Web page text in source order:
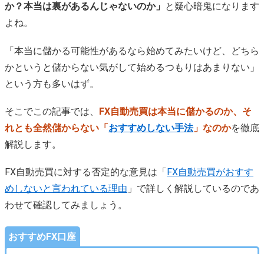
か？本当は裏があるんじゃないのか」 と疑心暗鬼になります
よね。
「本当に儲かる可能性があるなら始めてみたいけど、どちら
かというと儲からない気がして始めるつもりはあまりない」
という方も多いはず。
そこでこの記事では、 FX自動売買は本当に儲かるのか、そ
れとも全然儲からない「おすすめしない手法」なのかを徹底
解説します。
FX自動売買に対する否定的な意見は「FX自動売買がおすす
めしないと言われている理由 」で詳しく解説しているのであ
わせて確認してみましょう。
おすすめFX口座